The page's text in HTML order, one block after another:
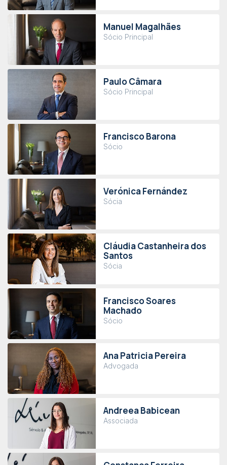
Manuel Magalhães
Sócio Principal
Paulo Câmara
Sócio Principal
Francisco Barona
Sócio
Verónica Fernández
Sócia
Cláudia Castanheira dos
Santos
Sócia
Francisco Soares
Machado
Sócio
Ana Patricia Pereira
Advogada
Andreea Babicean
Associada